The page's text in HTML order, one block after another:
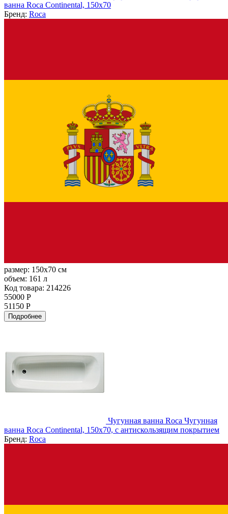
ванна Roca Continental, 150x70
Бренд: Roca
размер: 150x70 см
объем: 161 л
Код товара: 214226
55000 Р
51150 Р
Подробнее
Чугунная ванна Roca Чугунная
ванна Roca Continental, 150x70, с антискользящим покрытием
Бренд: Roca